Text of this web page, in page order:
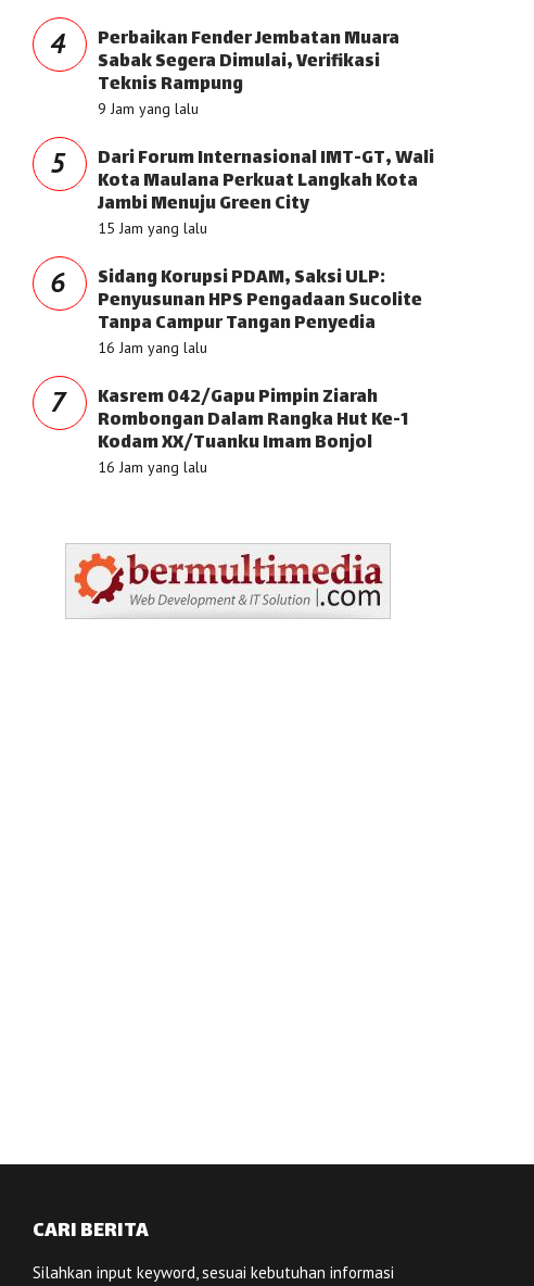
4 Perbaikan Fender Jembatan Muara
Sabak Segera Dimulai, Verifikasi
Teknis Rampung
9 Jam yang lalu
5 Dari Forum Internasional IMT-GT, Wali
Kota Maulana Perkuat Langkah Kota
Jambi Menuju Green City
15 Jam yang lalu
6 Sidang Korupsi PDAM, Saksi ULP:
Penyusunan HPS Pengadaan Sucolite
Tanpa Campur Tangan Penyedia
16 Jam yang lalu
7 Kasrem 042/Gapu Pimpin Ziarah
Rombongan Dalam Rangka Hut Ke-1
Kodam XX/Tuanku Imam Bonjol
16 Jam yang lalu
CARI BERITA
Silahkan input keyword, sesuai kebutuhan informasi